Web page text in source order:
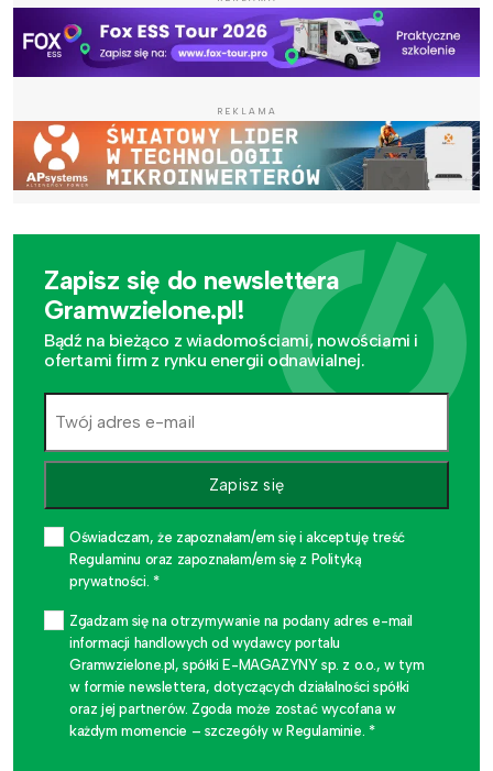
REKLAMA
Zapisz się do newslettera
Gramwzielone.pl!
Bądź na bieżąco z wiadomościami, nowościami i
ofertami firm z rynku energii odnawialnej.
Zapisz się
Oświadczam, że zapoznałam/em się i akceptuję treść
Regulaminu oraz zapoznałam/em się z Polityką
prywatności. *
Zgadzam się na otrzymywanie na podany adres e-mail
informacji handlowych od wydawcy portalu
Gramwzielone.pl, spółki E-MAGAZYNY sp. z o.o., w tym
w formie newslettera, dotyczących działalności spółki
oraz jej partnerów. Zgoda może zostać wycofana w
każdym momencie – szczegóły w Regulaminie. *